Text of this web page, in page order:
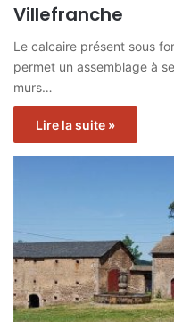
Villefranche
Le calcaire présent sous
permet un assemblage à
murs…
Lire la suite »